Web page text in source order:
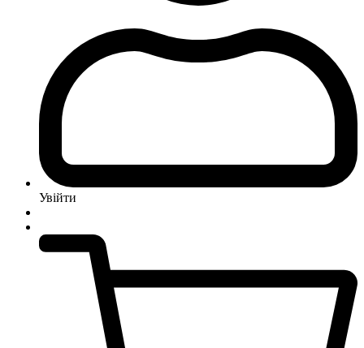
Увійти